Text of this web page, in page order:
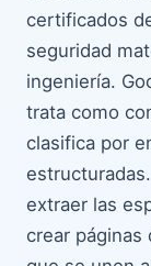
certificados
seguridad
ingeniería.
trata como
clasifica por
extraer las
crear páginas